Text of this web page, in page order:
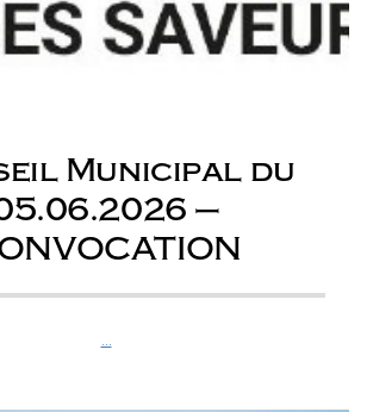
Municipal du
–
...